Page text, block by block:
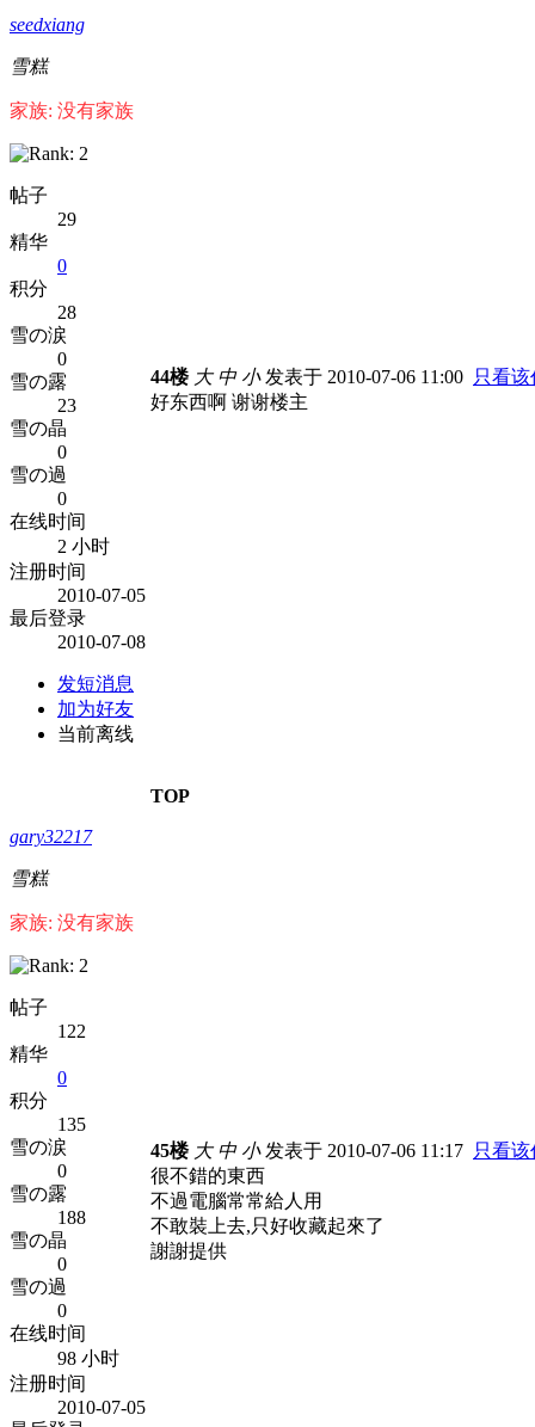
seedxiang
雪糕
家族: 没有家族
帖子
29
精华
0
积分
28
雪の涙
0
雪の露
23
雪の晶
0
雪の過
0
在线时间
2 小时
注册时间
2010-07-05
最后登录
2010-07-08
发短消息
加为好友
当前离线
44楼 大 中 小发表于 2010-07-06 11:00 只看该
好东西啊 谢谢楼主
TOP
gary32217
雪糕
家族: 没有家族
帖子
122
精华
0
积分
135
雪の涙
0
雪の露
188
雪の晶
0
雪の過
0
在线时间
98 小时
注册时间
2010-07-05
45楼 大 中 小发表于 2010-07-06 11:17 只看该
很不錯的東西
不過電腦常常給人用
不敢裝上去,只好收藏起來了
謝謝提供